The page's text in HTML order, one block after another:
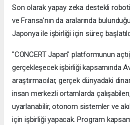
Son olarak yapay zeka destekli
ve Fransa'nın da aralarında
Japonya ile işbirliği için süreç
"CONCERT Japan" platformunun
gerçekleşecek işbirliği kapsamında
araştırmacılar, gerçek dünyadaki
insan merkezli ortamlarda
uyarlanabilir, otonom sistemler ve
için işbirliği yapacak. Program